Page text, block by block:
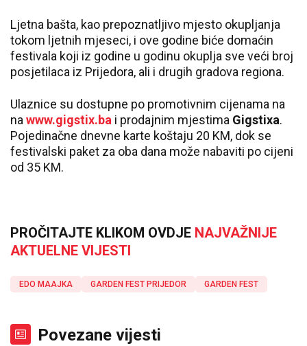
Ljetna bašta, kao prepoznatljivo mjesto okupljanja
tokom ljetnih mjeseci, i ove godine biće domaćin
festivala koji iz godine u godinu okuplja sve veći broj
posjetilaca iz Prijedora, ali i drugih gradova regiona.
Ulaznice su dostupne po promotivnim cijenama na
na www.gigstix.ba i prodajnim mjestima Gigstixa.
Pojedinačne dnevne karte koštaju 20 KM, dok se
festivalski paket za oba dana može nabaviti po cijeni
od 35 KM.
PROČITAJTE KLIKOM OVDJE NAJVAŽNIJE
AKTUELNE VIJESTI
EDO MAAJKA GARDEN FEST PRIJEDOR GARDEN FEST
Povezane vijesti